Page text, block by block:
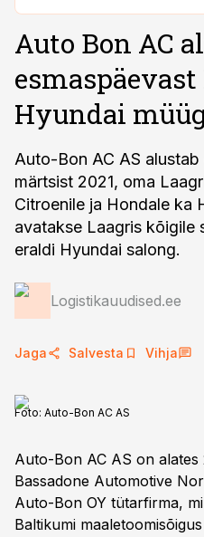
Auto Bon AC
Hyundai
Auto-Bon AC AS alustab
märtsist 2021, oma
Citroenile ja Hondale ka
avatakse Laagris kõigile
eraldi Hyundai salong.
Logistikauudised.ee
Jaga Salvesta Vihja
Foto: Auto-Bon AC AS
Auto-Bon AC AS on
Bassadone Automotive
Auto-Bon OY tütarfirma,
Baltikumi